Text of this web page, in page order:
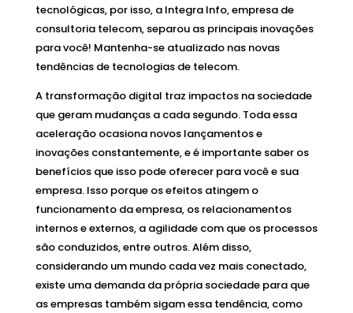
tecnológicas, por isso, a Integra Info, empresa de
consultoria telecom, separou as principais inovações
para você! Mantenha-se atualizado nas novas
tendências de tecnologias de telecom.
A transformação digital traz impactos na sociedade
que geram mudanças a cada segundo. Toda essa
aceleração ocasiona novos lançamentos e
inovações constantemente, e é importante saber os
benefícios que isso pode oferecer para você e sua
empresa. Isso porque os efeitos atingem o
funcionamento da empresa, os relacionamentos
internos e externos, a agilidade com que os processos
são conduzidos, entre outros. Além disso,
considerando um mundo cada vez mais conectado,
existe uma demanda da própria sociedade para que
as empresas também sigam essa tendência, como